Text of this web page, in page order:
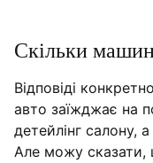
Скільки
Відповіді
авто заїжджає на
детейлінг салону,
Але можу сказати,